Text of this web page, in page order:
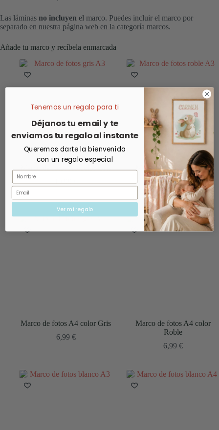
Las láminas no incluyen el marco. Puedes incluir el marco por
separado en nuestra página web en la categoría marcos.
Añade tu marco y recíbela enmarcada
Marco de fotos A3 color Gris
10,99€
Marco de fotos A3 color
Roble
10,99€
Marco de fotos A4 color Gris
6,99 €
Marco de fotos A4 color
Roble
6,99 €
Tenemos un regalo para ti
Déjanos tu email y te
enviamos tu regalo al instante
Queremos darte la bienvenida
con un regalo especial
Nombre
Email
Ver mi regalo